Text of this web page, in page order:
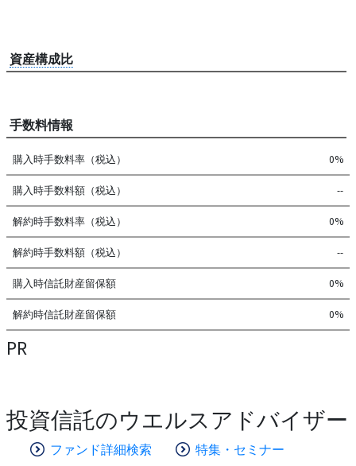
資産構成比
手数料情報
購入時手数料率（税込） 0%
購入時手数料額（税込） --
解約時手数料率（税込） 0%
解約時手数料額（税込） --
購入時信託財産留保額 0%
解約時信託財産留保額 0%
PR
投資信託のウエルスアドバイザー
ファンド詳細検索
特集・セミナー